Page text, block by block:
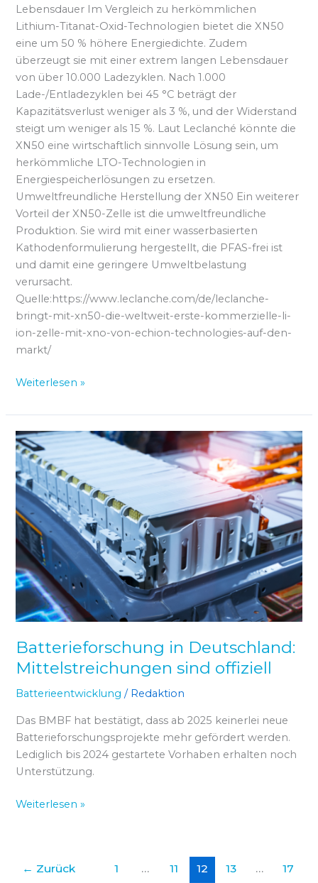
Lebensdauer Im Vergleich zu herkömmlichen
Lithium-Titanat-Oxid-Technologien bietet die XN50
eine um 50 % höhere Energiedichte. Zudem
überzeugt sie mit einer extrem langen Lebensdauer
von über 10.000 Ladezyklen. Nach 1.000
Lade-/Entladezyklen bei 45 °C beträgt der
Kapazitätsverlust weniger als 3 %, und der Widerstand
steigt um weniger als 15 %. Laut Leclanché könnte die
XN50 eine wirtschaftlich sinnvolle Lösung sein, um
herkömmliche LTO-Technologien in
Energiespeicherlösungen zu ersetzen.
Umweltfreundliche Herstellung der XN50 Ein weiterer
Vorteil der XN50-Zelle ist die umweltfreundliche
Produktion. Sie wird mit einer wasserbasierten
Kathodenformulierung hergestellt, die PFAS-frei ist
und damit eine geringere Umweltbelastung
verursacht.
Quelle:https://www.leclanche.com/de/leclanche-
bringt-mit-xn50-die-weltweit-erste-kommerzielle-li-
ion-zelle-mit-xno-von-echion-technologies-auf-den-
markt/
Weiterlesen »
Batterieforschung in Deutschland:
Mittelstreichungen sind offiziell
Batterieentwicklung / Redaktion
Das BMBF hat bestätigt, dass ab 2025 keinerlei neue
Batterieforschungsprojekte mehr gefördert werden.
Lediglich bis 2024 gestartete Vorhaben erhalten noch
Unterstützung.
Batterieforschung
in
Deutschland:
Mittelstreichungen
sind
offiziell
Weiterlesen »
← Zurück 1 … 11 12 13 …
17